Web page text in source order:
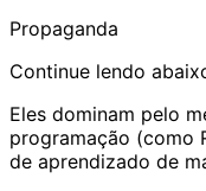
Propaganda
Continue lendo
Eles dominam pelo
programação (como
de aprendizado de